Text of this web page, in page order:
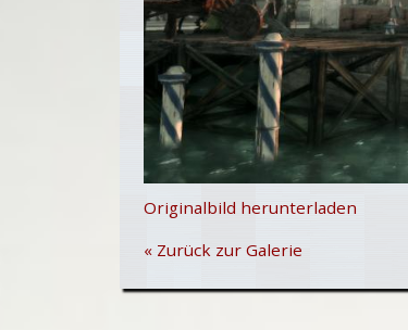
Originalbild herunterladen
« Zurück zur Galerie